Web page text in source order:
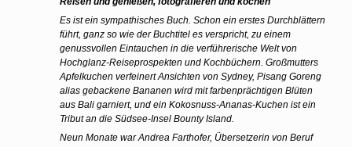
Es ist ein sympathisches Buch. Schon ein erstes Durchblättern
führt, ganz so wie der Buchtitel es verspricht, zu einem
genussvollen Eintauchen in die verführerische Welt von
Hochglanz-Reiseprospekten und Kochbüchern. Großmutters
Apfelkuchen verfeinert Ansichten von Sydney, Pisang Goreng
alias gebackene Bananen wird mit farbenprächtigen Blüten
aus Bali garniert, und ein Kokosnuss-Ananas-Kuchen ist ein
Tribut an die Südsee-Insel Bounty Island.
Neun Monate war Andrea Farthofer, Übersetzerin von Beruf